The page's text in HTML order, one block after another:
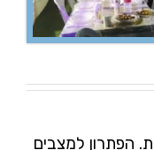
הפתרון למצבים